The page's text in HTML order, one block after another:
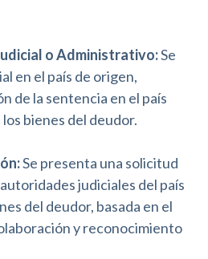
o Administrativo:Se
en el país de origen,
de la sentencia en el país
bienes del deudor.
Se presenta una solicitud
judiciales del país
del deudor, basada en el
y reconocimiento